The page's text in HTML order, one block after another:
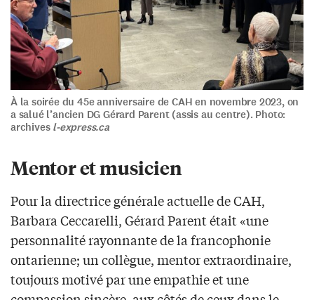
À la soirée du 45e anniversaire de CAH en novembre 2023, on
a salué l’ancien DG Gérard Parent (assis au centre). Photo:
archivesl-express.ca
Mentor et musicien
Pour la directrice générale actuelle de CAH,
Barbara Ceccarelli, Gérard Parent était «une
personnalité rayonnante de la francophonie
ontarienne; un collègue, mentor extraordinaire,
toujours motivé par une empathie et une